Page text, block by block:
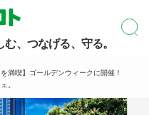
、つなげる、守る。
満喫】ゴールデンウィークに開催！
。